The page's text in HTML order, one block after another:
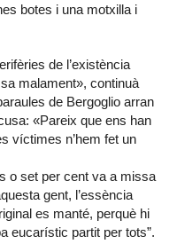
botes i una motxilla i
de l’existència
malament», continuà
de Bergoglio arran
«Pareix que ens han
víctimes n’hem fet un
o set per cent va a missa
gent, l’essència
es manté, perquè hi
eucarístic partit per tots”.